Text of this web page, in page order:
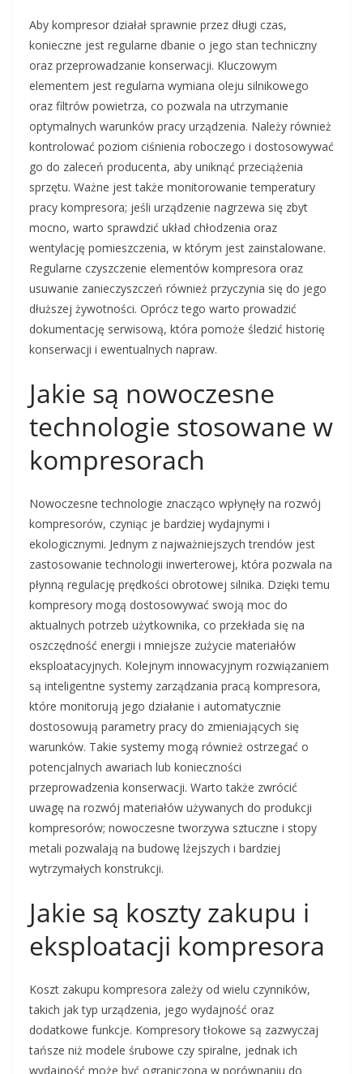
Aby kompresor działał sprawnie przez długi czas,
konieczne jest regularne dbanie o jego stan techniczny
oraz przeprowadzanie konserwacji. Kluczowym
elementem jest regularna wymiana oleju silnikowego
oraz filtrów powietrza, co pozwala na utrzymanie
optymalnych warunków pracy urządzenia. Należy również
kontrolować poziom ciśnienia roboczego i dostosowywać
go do zaleceń producenta, aby uniknąć przeciążenia
sprzętu. Ważne jest także monitorowanie temperatury
pracy kompresora; jeśli urządzenie nagrzewa się zbyt
mocno, warto sprawdzić układ chłodzenia oraz
wentylację pomieszczenia, w którym jest zainstalowane.
Regularne czyszczenie elementów kompresora oraz
usuwanie zanieczyszczeń również przyczynia się do jego
dłuższej żywotności. Oprócz tego warto prowadzić
dokumentację serwisową, która pomoże śledzić historię
konserwacji i ewentualnych napraw.
Jakie są nowoczesne
technologie stosowane w
kompresorach
Nowoczesne technologie znacząco wpłynęły na rozwój
kompresorów, czyniąc je bardziej wydajnymi i
ekologicznymi. Jednym z najważniejszych trendów jest
zastosowanie technologii inwerterowej, która pozwala na
płynną regulację prędkości obrotowej silnika. Dzięki temu
kompresory mogą dostosowywać swoją moc do
aktualnych potrzeb użytkownika, co przekłada się na
oszczędność energii i mniejsze zużycie materiałów
eksploatacyjnych. Kolejnym innowacyjnym rozwiązaniem
są inteligentne systemy zarządzania pracą kompresora,
które monitorują jego działanie i automatycznie
dostosowują parametry pracy do zmieniających się
warunków. Takie systemy mogą również ostrzegać o
potencjalnych awariach lub konieczności
przeprowadzenia konserwacji. Warto także zwrócić
uwagę na rozwój materiałów używanych do produkcji
kompresorów; nowoczesne tworzywa sztuczne i stopy
metali pozwalają na budowę lżejszych i bardziej
wytrzymałych konstrukcji.
Jakie są koszty zakupu i
eksploatacji kompresora
Koszt zakupu kompresora zależy od wielu czynników,
takich jak typ urządzenia, jego wydajność oraz
dodatkowe funkcje. Kompresory tłokowe są zazwyczaj
tańsze niż modele śrubowe czy spiralne, jednak ich
wydajność może być ograniczona w porównaniu do